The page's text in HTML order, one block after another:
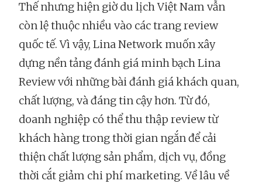
Thế nhưng hiện giờ du lịch Việt Nam vẫn
còn lệ thuộc nhiều vào các trang review
quốc tế. Vì vậy, Lina Network muốn xây
dựng nền tảng đánh giá minh bạch Lina
Review với những bài đánh giá khách quan,
chất lượng, và đáng tin cậy hơn. Từ đó,
doanh nghiệp có thể thu thập review từ
khách hàng trong thời gian ngắn để cải
thiện chất lượng sản phẩm, dịch vụ, đồng
thời cắt giảm chi phí marketing. Về lâu về